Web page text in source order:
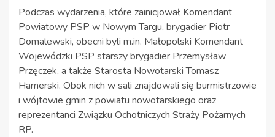
Podczas wydarzenia, które zainicjował Komendant
Powiatowy PSP w Nowym Targu, brygadier Piotr
Domalewski, obecni byli m.in. Małopolski Komendant
Wojewódzki PSP starszy brygadier Przemysław
Przęczek, a także Starosta Nowotarski Tomasz
Hamerski. Obok nich w sali znajdowali się burmistrzowie
i wójtowie gmin z powiatu nowotarskiego oraz
reprezentanci Związku Ochotniczych Straży Pożarnych
RP.